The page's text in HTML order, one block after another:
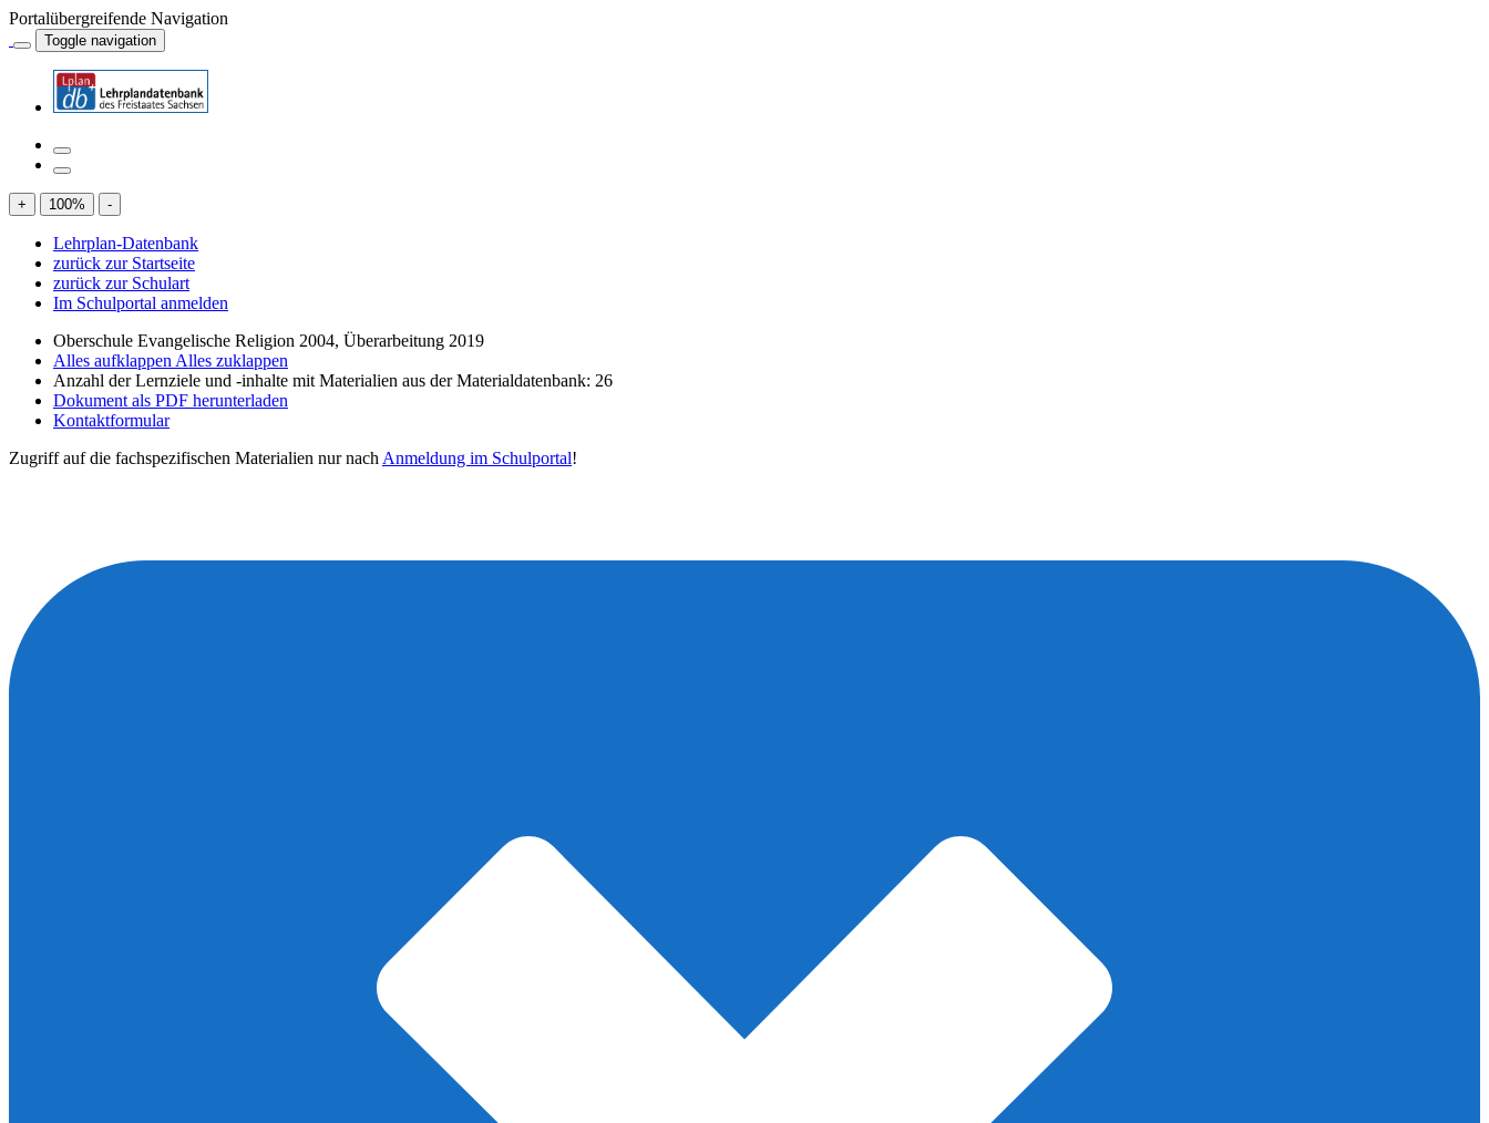
Portalübergreifende Navigation
Toggle navigation
+ 100% -
Lehrplan-Datenbank
zurück zur Startseite
zurück zur Schulart
Im Schulportal anmelden
Oberschule Evangelische Religion 2004, Überarbeitung 2019
Alles aufklappen Alles zuklappen
Anzahl der Lernziele und -inhalte mit Materialien aus der Materialdatenbank: 26
Dokument als PDF herunterladen
Kontaktformular
Zugriff auf die fachspezifischen Materialien nur nach Anmeldung im Schulportal!